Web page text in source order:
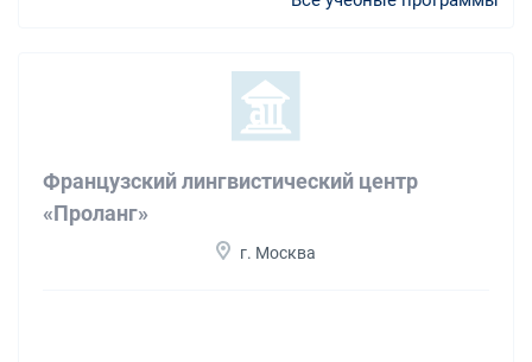
Французский лингвистический центр
«Проланг»
г. Москва